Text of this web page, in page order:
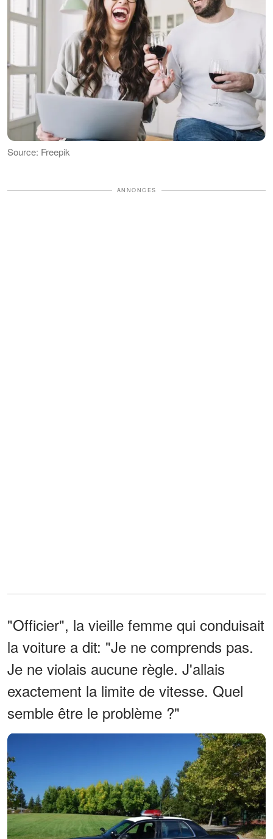
Source: Freepik
ANNONCES
"Officier", la vieille femme qui conduisait
la voiture a dit: "Je ne comprends pas.
Je ne violais aucune règle. J'allais
exactement la limite de vitesse. Quel
semble être le problème ?"